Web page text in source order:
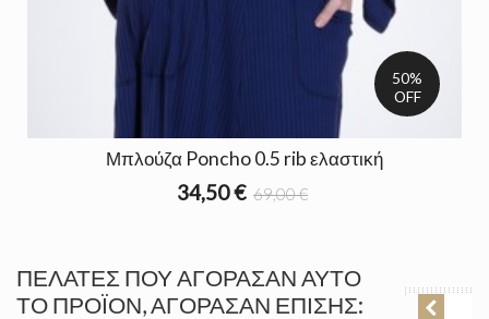
50%
OFF
Μπλούζα Poncho 0.5 rib ελαστική
34,50 € 69,00 €
ΠΕΛΆΤΕΣ ΠΟΥ ΑΓΌΡΑΣΑΝ ΑΥΤΌ
ΤΟ ΠΡΟΪΌΝ, ΑΓΌΡΑΣΑΝ ΕΠΊΣΗΣ: